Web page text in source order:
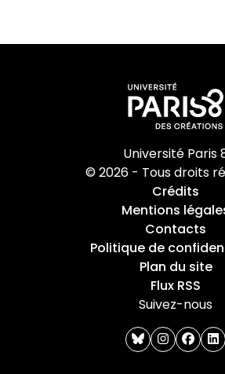
Université Paris
© 2026 - Tous droits
Crédits
Mentions
Contacts
Politique de
Plan du site
Flux RSS
Suivez-nous
blueskyinstagram